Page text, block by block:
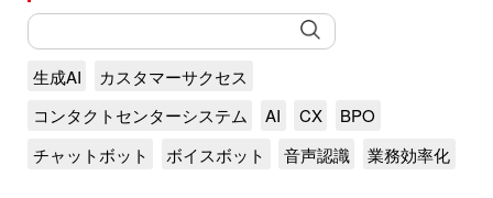
生成AI
カスタマーサクセス
コンタクトセンターシステム
AI CX
BPO
チャットボット
ボイスボット 音声認識 業務効率化